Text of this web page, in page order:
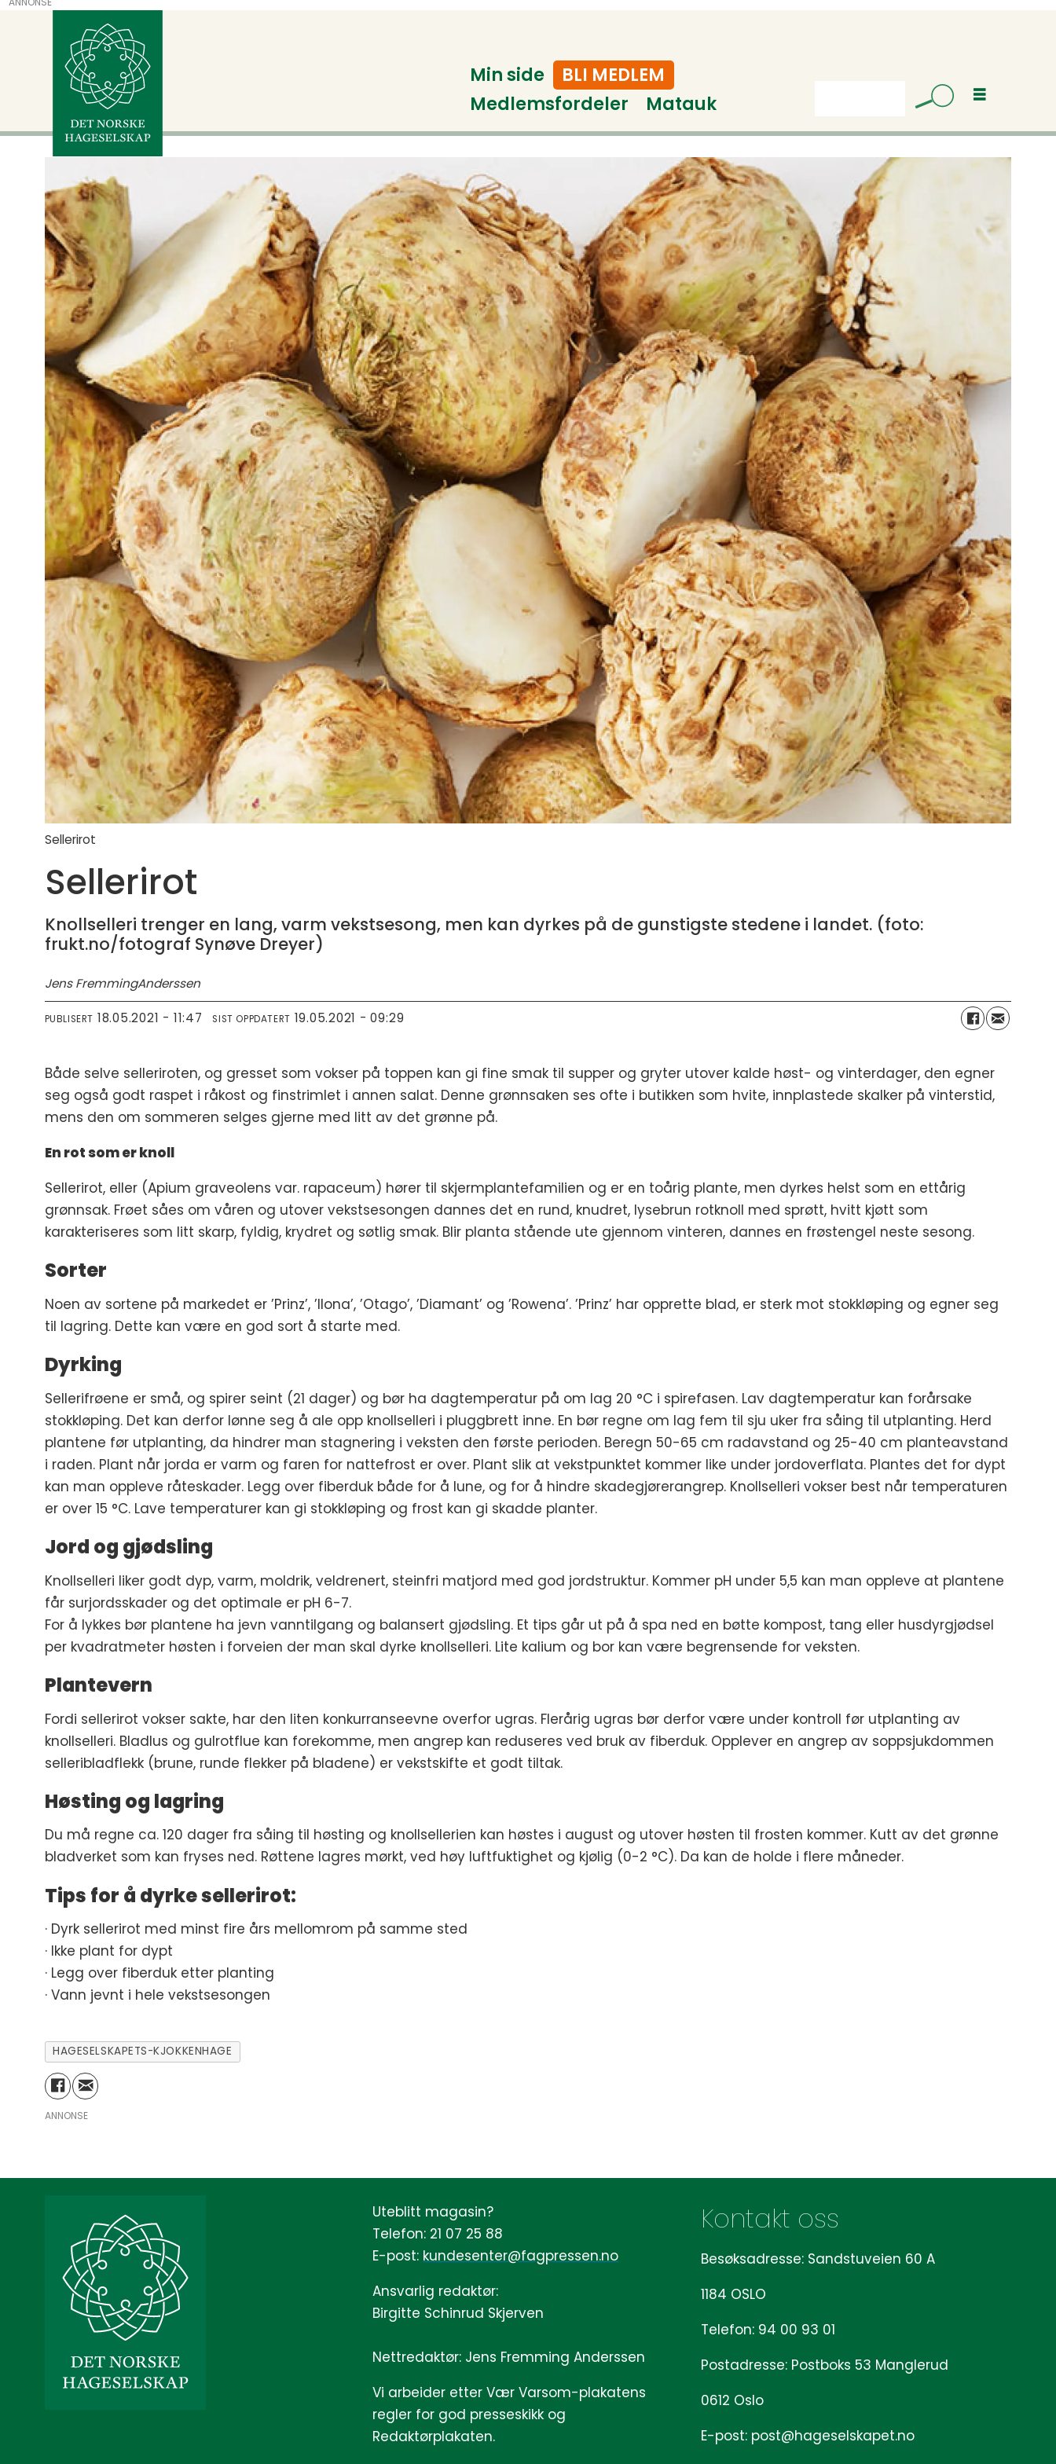
Min side
BLI MEDLEM
Medlemsfordeler
Matauk
Sellerirot
Sellerirot
Knollselleri trenger en lang, varm vekstsesong, men kan dyrkes på de gunstigste stedene i landet. (foto:
frukt.no/fotograf Synøve Dreyer)
Jens FremmingAnderssen
PUBLISERT 18.05.2021 - 11:47 SIST OPPDATERT 19.05.2021 - 09:29
Både selve selleriroten, og gresset som vokser på toppen kan gi fine smak til supper og gryter utover kalde høst- og vinterdager, den egner
seg også godt raspet i råkost og finstrimlet i annen salat. Denne grønnsaken ses ofte i butikken som hvite, innplastede skalker på vinterstid,
mens den om sommeren selges gjerne med litt av det grønne på.
En rot som er knoll
Sellerirot, eller (Apium graveolens var. rapaceum) hører til skjermplantefamilien og er en toårig plante, men dyrkes helst som en ettårig
grønnsak. Frøet såes om våren og utover vekstsesongen dannes det en rund, knudret, lysebrun rotknoll med sprøtt, hvitt kjøtt som
karakteriseres som litt skarp, fyldig, krydret og søtlig smak. Blir planta stående ute gjennom vinteren, dannes en frøstengel neste sesong.
Sorter
Noen av sortene på markedet er ’Prinz’, ’Ilona’, ’Otago’, ’Diamant’ og ’Rowena’. ’Prinz’ har opprette blad, er sterk mot stokkløping og egner seg
til lagring. Dette kan være en god sort å starte med.
Dyrking
Sellerifrøene er små, og spirer seint (21 dager) og bør ha dagtemperatur på om lag 20 °C i spirefasen. Lav dagtemperatur kan forårsake
stokkløping. Det kan derfor lønne seg å ale opp knollselleri i pluggbrett inne. En bør regne om lag fem til sju uker fra såing til utplanting. Herd
plantene før utplanting, da hindrer man stagnering i veksten den første perioden. Beregn 50-65 cm radavstand og 25-40 cm planteavstand
i raden. Plant når jorda er varm og faren for nattefrost er over. Plant slik at vekstpunktet kommer like under jordoverflata. Plantes det for dypt
kan man oppleve råteskader. Legg over fiberduk både for å lune, og for å hindre skadegjørerangrep. Knollselleri vokser best når temperaturen
er over 15 °C. Lave temperaturer kan gi stokkløping og frost kan gi skadde planter.
Jord og gjødsling
Knollselleri liker godt dyp, varm, moldrik, veldrenert, steinfri matjord med god jordstruktur. Kommer pH under 5,5 kan man oppleve at plantene
får surjordsskader og det optimale er pH 6-7.
For å lykkes bør plantene ha jevn vanntilgang og balansert gjødsling. Et tips går ut på å spa ned en bøtte kompost, tang eller husdyrgjødsel
per kvadratmeter høsten i forveien der man skal dyrke knollselleri. Lite kalium og bor kan være begrensende for veksten.
Plantevern
Fordi sellerirot vokser sakte, har den liten konkurranseevne overfor ugras. Flerårig ugras bør derfor være under kontroll før utplanting av
knollselleri. Bladlus og gulrotflue kan forekomme, men angrep kan reduseres ved bruk av fiberduk. Opplever en angrep av soppsjukdommen
selleribladflekk (brune, runde flekker på bladene) er vekstskifte et godt tiltak.
Høsting og lagring
Du må regne ca. 120 dager fra såing til høsting og knollsellerien kan høstes i august og utover høsten til frosten kommer. Kutt av det grønne
bladverket som kan fryses ned. Røttene lagres mørkt, ved høy luftfuktighet og kjølig (0-2 °C). Da kan de holde i flere måneder.
Tips for å dyrke sellerirot:
· Dyrk sellerirot med minst fire års mellomrom på samme sted
· Ikke plant for dypt
· Legg over fiberduk etter planting
· Vann jevnt i hele vekstsesongen
HAGESELSKAPETS-KJOKKENHAGE
ANNONSE
Uteblitt magasin?
Telefon: 21 07 25 88
E-post: kundesenter@fagpressen.no
Ansvarlig redaktør:
Birgitte Schinrud Skjerven
Nettredaktør: Jens Fremming Anderssen
Vi arbeider etter Vær Varsom-plakatens
regler for god presseskikk og
Redaktørplakaten.
Kontakt oss
Besøksadresse: Sandstuveien 60 A
1184 OSLO
Telefon: 94 00 93 01
Postadresse: Postboks 53 Manglerud
0612 Oslo
E-post: post@hageselskapet.no